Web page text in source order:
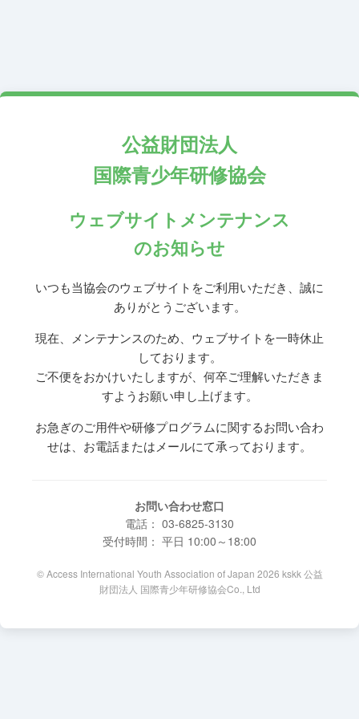
公益財団法人
国際青少年研修協会
ウェブサイトメンテナンス
のお知らせ
いつも当協会のウェブサイトをご利用いただき、誠に
ありがとうございます。
現在、メンテナンスのため、ウェブサイトを一時休止
しております。
ご不便をおかけいたしますが、何卒ご理解いただきま
すようお願い申し上げます。
お急ぎのご用件や研修プログラムに関するお問い合わ
せは、お電話またはメールにて承っております。
お問い合わせ窓口
電話： 03-6825-3130
受付時間： 平日 10:00～18:00
© Access International Youth Association of Japan 2026 kskk 公益
財団法人 国際青少年研修協会Co., Ltd